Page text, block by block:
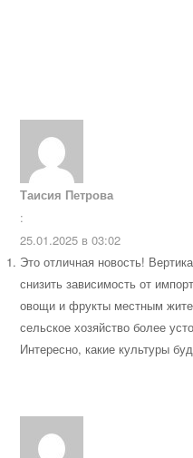
Таисия Петрова
:
25.01.2025 в 03:02
Это отличная новость!
снизить зависимость от
овощи и фрукты местным
сельское хозяйство более
Интересно, какие культуры